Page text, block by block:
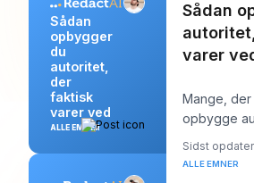
Sådan
opbygger
du
autoritet,
der
faktisk
varer ved
ALLE EMNER
Sådan
varer
Mange,
opbygge
meget af
poster
Sidst
ALLE EMNER